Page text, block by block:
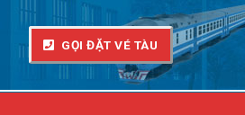
GỌI ĐẶT VÉ TÀU